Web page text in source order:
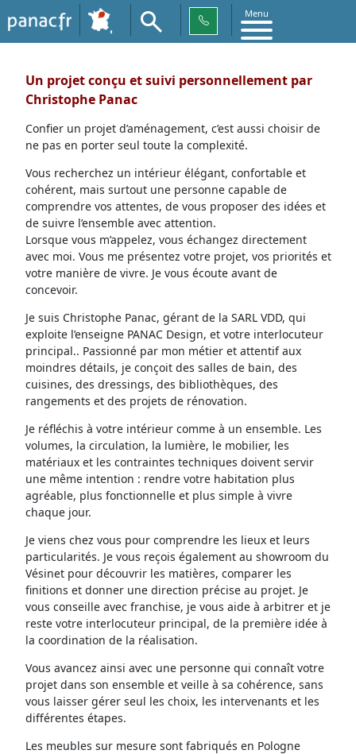
Menu
Un projet conçu et suivi personnellement par
Christophe Panac
Confier un projet d’aménagement, c’est aussi choisir de
ne pas en porter seul toute la complexité.
Vous recherchez un intérieur élégant, confortable et
cohérent, mais surtout une personne capable de
comprendre vos attentes, de vous proposer des idées et
de suivre l’ensemble avec attention.
Lorsque vous m’appelez, vous échangez directement
avec moi. Vous me présentez votre projet, vos priorités et
votre manière de vivre. Je vous écoute avant de
concevoir.
Je suis Christophe Panac, gérant de la SARL VDD, qui
exploite l’enseigne PANAC Design, et votre interlocuteur
principal.. Passionné par mon métier et attentif aux
moindres détails, je conçoit des salles de bain, des
cuisines, des dressings, des bibliothèques, des
rangements et des projets de rénovation.
Je réfléchis à votre intérieur comme à un ensemble. Les
volumes, la circulation, la lumière, le mobilier, les
matériaux et les contraintes techniques doivent servir
une même intention : rendre votre habitation plus
agréable, plus fonctionnelle et plus simple à vivre
chaque jour.
Je viens chez vous pour comprendre les lieux et leurs
particularités. Je vous reçois également au showroom du
Vésinet pour découvrir les matières, comparer les
finitions et donner une direction précise au projet. Je
vous conseille avec franchise, je vous aide à arbitrer et je
reste votre interlocuteur principal, de la première idée à
la coordination de la réalisation.
Vous avancez ainsi avec une personne qui connaît votre
projet dans son ensemble et veille à sa cohérence, sans
vous laisser gérer seul les choix, les intervenants et les
différentes étapes.
Les meubles sur mesure sont fabriqués en Pologne